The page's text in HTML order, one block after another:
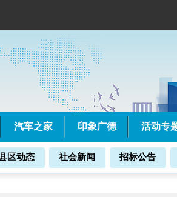
汽车之家 印象广德 活动专
区动态 社会新闻 招标公告